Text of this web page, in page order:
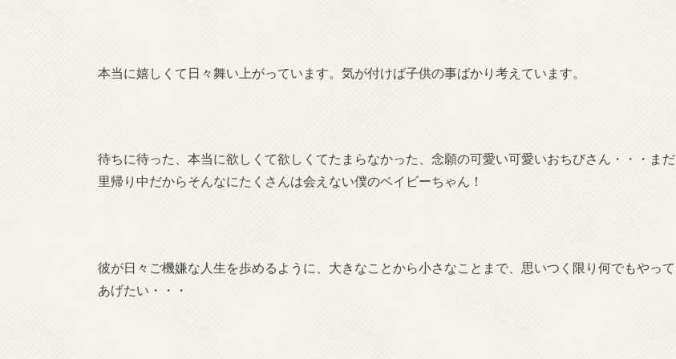
本当に嬉しくて日々舞い上がっています。気が付けば子供の事ばかり考えています。
待ちに待った、本当に欲しくて欲しくてたまらなかった、念願の可愛い可愛いおちびさん・・・まだ
里帰り中だからそんなにたくさんは会えない僕のベイビーちゃん！
彼が日々ご機嫌な人生を歩めるように、大きなことから小さなことまで、思いつく限り何でもやって
あげたい・・・